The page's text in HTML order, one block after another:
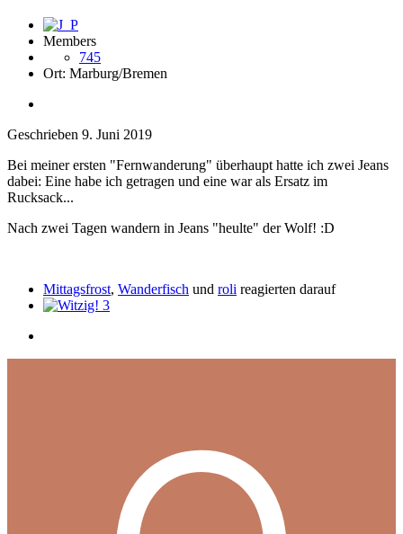
Members
745
Ort: Marburg/Bremen
Geschrieben 9. Juni 2019
Bei meiner ersten "Fernwanderung" überhaupt hatte ich zwei Jeans
dabei: Eine habe ich getragen und eine war als Ersatz im
Rucksack...
Nach zwei Tagen wandern in Jeans "heulte" der Wolf! :D
Mittagsfrost, Wanderfisch und roli reagierten darauf
3